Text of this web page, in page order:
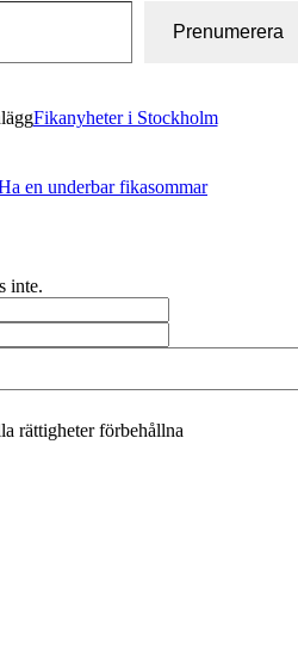
Prenumerera
Fikanyheter i Stockholm
en underbar fikasommar
inte.
rättigheter förbehållna